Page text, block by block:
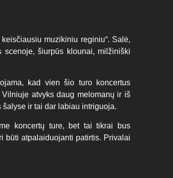
muzikiniu reginiu“. Salė,
šiurpūs klounai, milžiniški
kad vien šio turo koncertus
atvyks daug melomanų ir iš
ir tai dar labiau intriguoja.
koncertų ture, bet tai tikrai bus
būti atpalaiduojanti patirtis. Privalai